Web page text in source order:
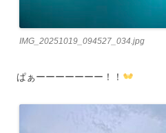
IMG_20251019_094527_034.jpg
ぱぁーーーーーーー！！